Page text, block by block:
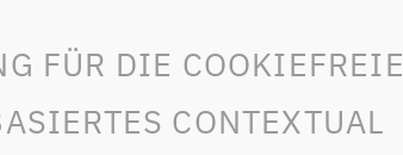
FÜR DIE COOKIEFREIE
CONTEXTUAL